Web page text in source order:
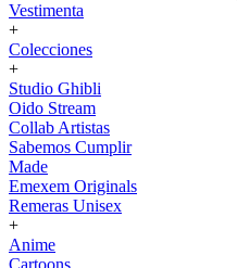
Vestimenta
+
Colecciones
+
Studio Ghibli
Oido Stream
Collab Artistas
Sabemos Cumplir
Made
Emexem Originals
Remeras Unisex
+
Anime
Cartoons